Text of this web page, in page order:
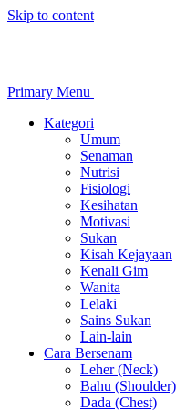
Skip to content
Primary Menu
Kategori
Umum
Senaman
Nutrisi
Fisiologi
Kesihatan
Motivasi
Sukan
Kisah Kejayaan
Kenali Gim
Wanita
Lelaki
Sains Sukan
Lain-lain
Cara Bersenam
Leher (Neck)
Bahu (Shoulder)
Dada (Chest)